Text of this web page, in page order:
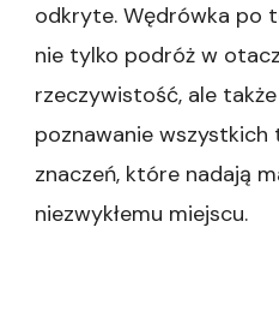
odkryte. Wędrówka po
nie tylko podróż w
rzeczywistość, ale
poznawanie
znaczeń, które nadają
niezwykłemu miejscu.